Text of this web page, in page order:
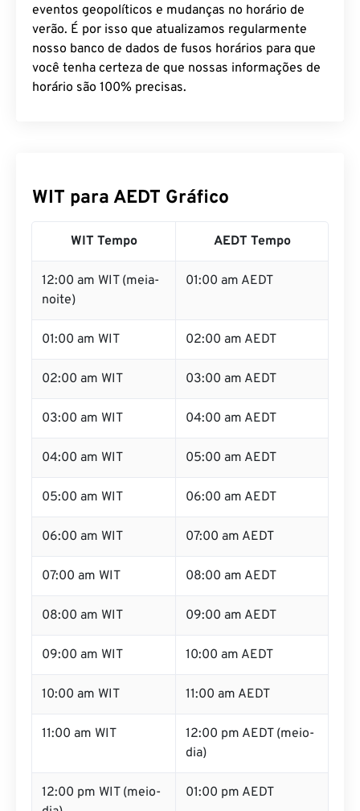
eventos geopolíticos e mudanças no horário de
verão. É por isso que atualizamos regularmente
nosso banco de dados de fusos horários para que
você tenha certeza de que nossas informações de
horário são 100% precisas.
WIT para AEDT Gráfico
WIT Tempo AEDT Tempo
12:00 am WIT (meia-
noite)
01:00 am AEDT
01:00 am WIT 02:00 am AEDT
02:00 am WIT 03:00 am AEDT
03:00 am WIT 04:00 am AEDT
04:00 am WIT 05:00 am AEDT
05:00 am WIT 06:00 am AEDT
06:00 am WIT 07:00 am AEDT
07:00 am WIT 08:00 am AEDT
08:00 am WIT 09:00 am AEDT
09:00 am WIT 10:00 am AEDT
10:00 am WIT 11:00 am AEDT
11:00 am WIT
12:00 pm AEDT (meio-
dia)
12:00 pm WIT (meio-
01:00 pm AEDT